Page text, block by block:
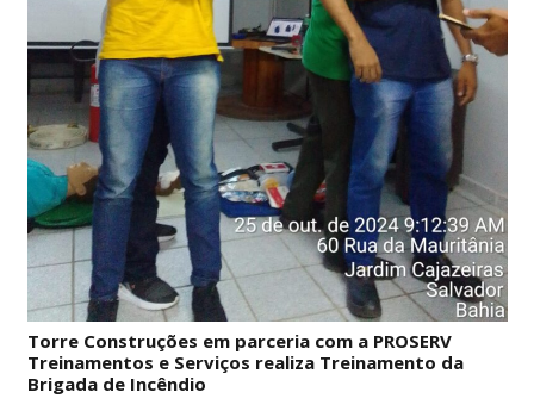
Torre Construções em parceria com a PROSERV
Treinamentos e Serviços realiza Treinamento da
Brigada de Incêndio